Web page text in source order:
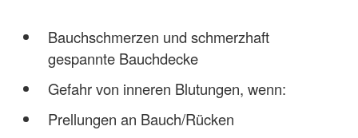
Bauchschmerzen und schmerzhaft
gespannte Bauchdecke
Gefahr von inneren Blutungen, wenn:
Prellungen an Bauch/Rücken